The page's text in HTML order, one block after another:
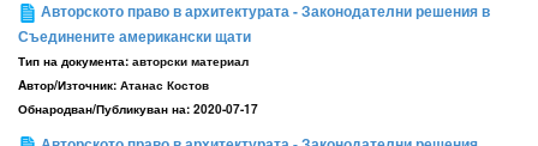
Авторското право в архитектурата - Законодателни решения в
Съединените американски щати
Тип на документа: авторски материал
Aвтор/Източник: Атанас Костов
Обнародван/Публикуван на: 2020-07-17